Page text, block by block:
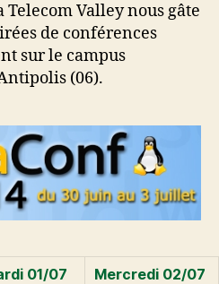
Telecom Valley nous gâte
de conférences
sur le campus
(06).
01/07
Mercredi 02/07